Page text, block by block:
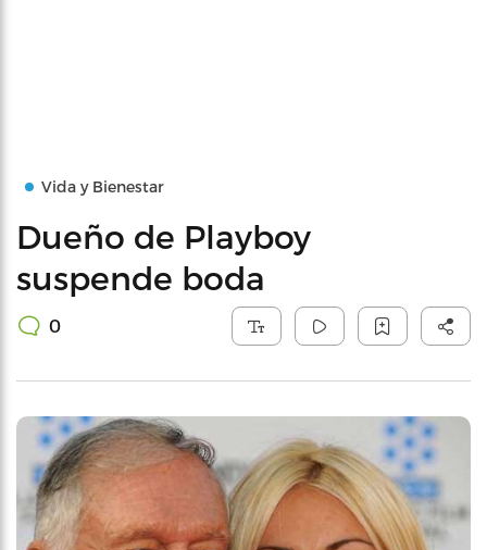
Vida y Bienestar
Dueño de Playboy
suspende boda
0